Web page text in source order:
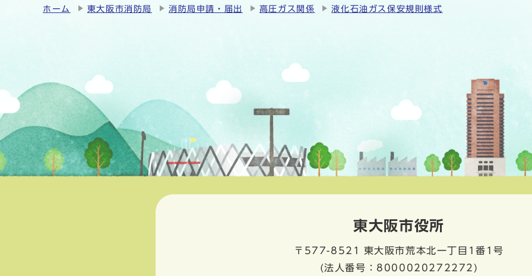
ホーム 東大阪市消防局 消防局申請・届出 高圧ガス関係 液化石油ガス保安規則様式
東大阪市役所
〒577-8521
東大阪市荒本北一丁目1番1号
(法人番号：8000020272272)